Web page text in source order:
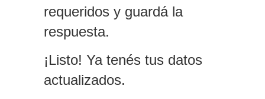
requeridos y guardá la
respuesta.
¡Listo! Ya tenés tus datos
actualizados.